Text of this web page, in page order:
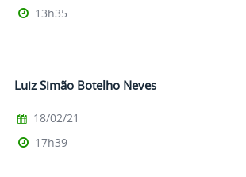
13h35
Luiz Simão Botelho Neves
18/02/21
17h39